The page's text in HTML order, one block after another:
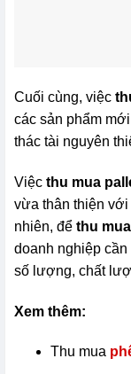
Cuối cùng, việc
các sản phẩm
thác tài nguyên
Việc thu mua
vừa thân thiện
nhiên, để thu
doanh nghiệp cần
số lượng, chất
Xem thêm:
Thu mua